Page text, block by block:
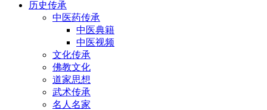
历史传承
中医药传承
中医典籍
中医视频
文化传承
佛教文化
道家思想
武术传承
名人名家